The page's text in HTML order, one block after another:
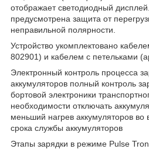
отображает светодиодный
предусмотрена защита от
неправильной полярности.
Устройство укомплектовано
802901) и кабелем с петельками
Электронный контроль процесса
аккумуляторов полный контроль
бортовой электроники
необходимости отключать
меньший нагрев аккумуляторов во
срока службы аккумуляторов
Этапы зарядки в режиме Pulse